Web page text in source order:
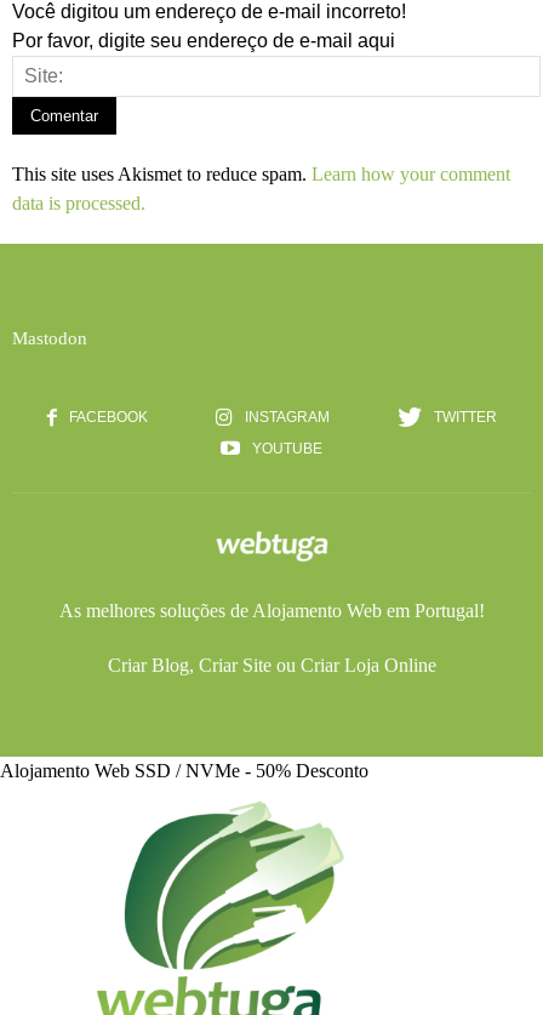
Você digitou um endereço de e-mail incorreto!
Por favor, digite seu endereço de e-mail aqui
This site uses Akismet to reduce spam. Learn how your comment
data is processed.
Mastodon
FACEBOOK INSTAGRAM
TWITTER
YOUTUBE
As melhores soluções de Alojamento Webem Portugal!
Criar Blog, Criar Siteou Criar Loja Online
Alojamento Web SSD / NVMe - 50% Desconto